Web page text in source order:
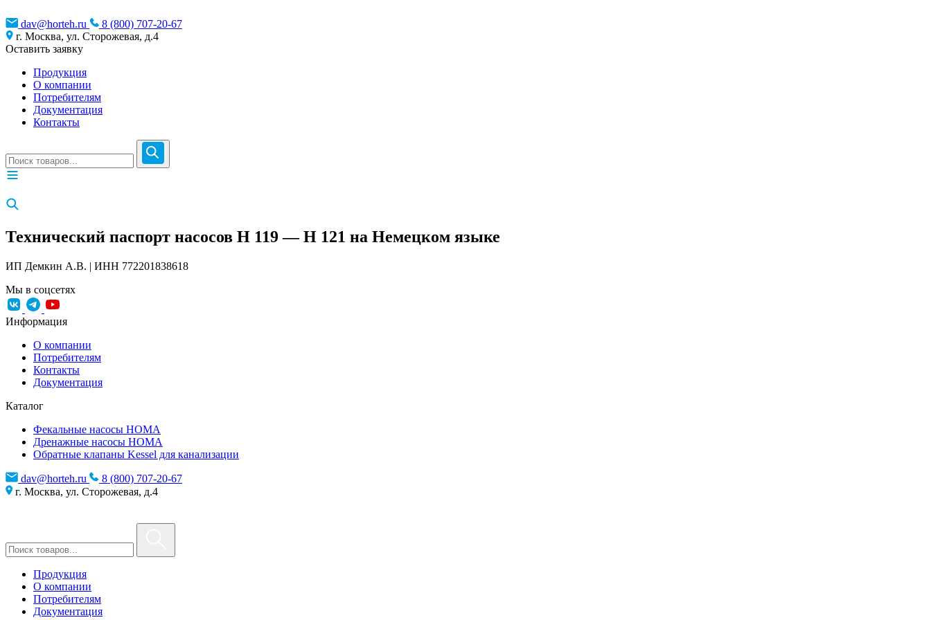
dav@horteh.ru
8 (800) 707-20-67
г. Москва, ул. Сторожевая, д.4
Оставить заявку
Продукция
О компании
Потребителям
Документация
Контакты
Технический паспорт насосов H 119 — H 121 на Немецком языке
ИП Демкин А.В. | ИНН 772201838618
Мы в соцсетях
Информация
О компании
Потребителям
Контакты
Документация
Каталог
Фекальные насосы HOMA
Дренажные насосы HOMA
Обратные клапаны Kessel для канализации
dav@horteh.ru
8 (800) 707-20-67
г. Москва, ул. Сторожевая, д.4
Продукция
О компании
Потребителям
Документация